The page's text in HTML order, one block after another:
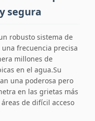
segura
robusto sistema de
frecuencia precisa
millones de
en el agua.Su
una poderosa pero
en las grietas más
de difícil acceso